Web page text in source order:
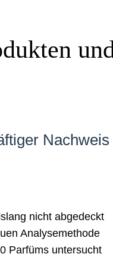
Nachweis
nicht abgedeckt
Analysemethode
Parfüms untersucht